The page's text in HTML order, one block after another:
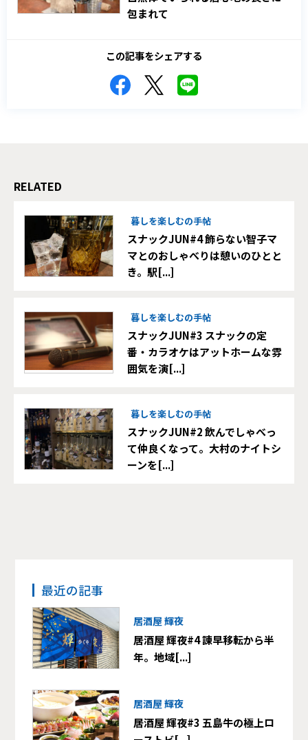
包まれて
この記事をシェアする
RELATED
暮しを楽しむの手帖
スナックJUN#4 飾らない智子マ
マとのおしゃべりは憩いのひとと
き。駅[...]
暮しを楽しむの手帖
スナックJUN#3 スナックの定
番・カラオケはアットホームな雰
囲気を演[...]
暮しを楽しむの手帖
スナックJUN#2 飲んでしゃべっ
て仲良くなって。大村のナイトシ
ーンを[...]
最近の記事
居酒屋 輝夜
居酒屋 輝夜#4 諫早移転から半
年。地域[...]
居酒屋 輝夜
居酒屋 輝夜#3 五島牛の極上ロ